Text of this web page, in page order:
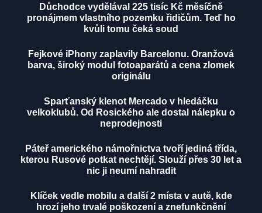
Důchodce vydělával 225 tisíc Kč měsíčně
pronájmem vlastního pozemku řidičům. Teď ho
kvůli tomu čeká soud
Fejkové iPhony zaplavily Barcelonu. Oranžová
barva, široký modul fotoaparátů a cena zlomek
originálu
Sparťanský klenot Mercado v hledáčku
velkoklubů. Od Rosického ale dostal nálepku o
neprodejnosti
Páteř amerického námořnictva tvoří jediná třída,
kterou Rusové potkat nechtějí. Slouží přes 30 let a
nic ji neumí nahradit
Klíček vedle mobilu a další 2 místa v autě, kde
hrozí jeho trvalé poškození a znefunkčnění